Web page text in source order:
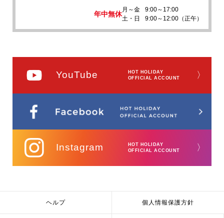
年中無休
月～金
9:00～17:00
土・日
9:00～12:00（正午）
YouTube
HOT HOLIDAY
OFFICIAL ACCOUNT
〉
Instagram
HOT HOLIDAY
OFFICIAL ACCOUNT
〉
ヘルプ 個人情報保護方針